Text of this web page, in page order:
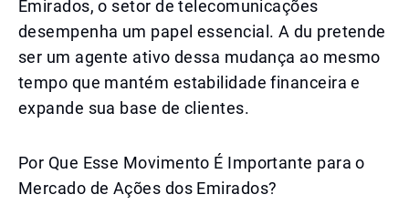
Emirados, o setor de telecomunicações
desempenha um papel essencial. A du pretende
ser um agente ativo dessa mudança ao mesmo
tempo que mantém estabilidade financeira e
expande sua base de clientes.
Por Que Esse Movimento É Importante para o
Mercado de Ações dos Emirados?